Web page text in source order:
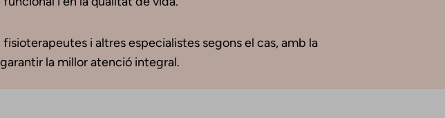
i altres especialistes segons el cas, amb la
la millor atenció integral.